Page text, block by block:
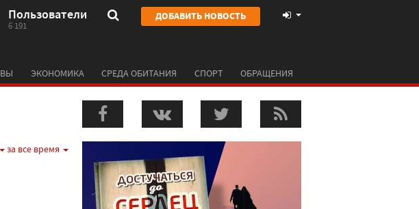
Пользователи
6 191
ДОБАВИТЬ НОВОСТЬ
ЭКОНОМИКА СРЕДА ОБИТАНИЯ СПОРТ ОБРАЩЕНИЯ
за все время